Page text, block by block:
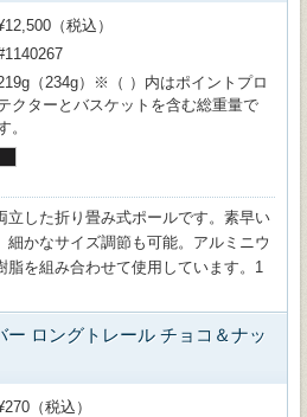
（税込）
（234g）※（ ）内はポイントプロ
クターとバスケットを含む総重量で
。
立した折り畳み式ポールです。素早い
かなサイズ調節も可能。アルミニウ
脂を組み合わせて使用しています。1
ー ロングトレール チョコ＆ナッ
（税込）